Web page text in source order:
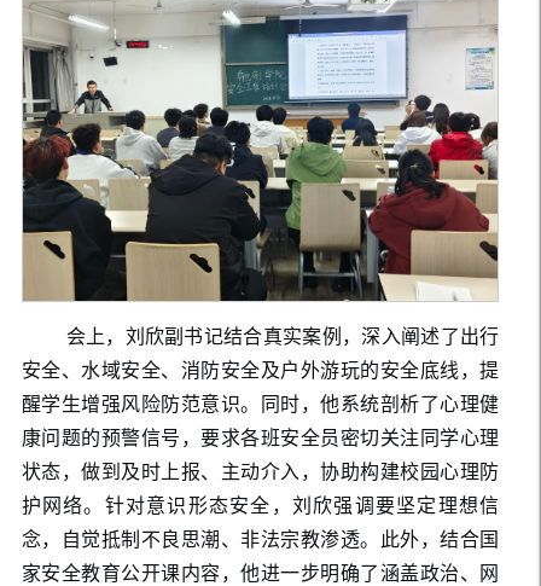
会上，刘欣副书记结合真实案例，深入阐述了出行
安全、水域安全、消防安全及户外游玩的安全底线，提
醒学生增强风险防范意识。同时，他系统剖析了心理健
康问题的预警信号，要求各班安全员密切关注同学心理
状态，做到及时上报、主动介入，协助构建校园心理防
护网络。针对意识形态安全，刘欣强调要坚定理想信
念，自觉抵制不良思潮、非法宗教渗透。此外，结合国
家安全教育公开课内容，他进一步明确了涵盖政治、网